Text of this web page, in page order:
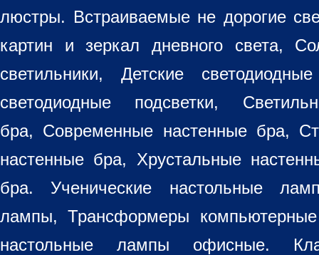
люстры. Встраиваемые не дорогие
картин и зеркал дневного света,
светильники, Детские
светодиодные подсветки,
бра, Современные настенные бра,
настенные бра, Хрустальные
бра. Ученические настольные
лампы, Трансформеры
настольные лампы офисные.